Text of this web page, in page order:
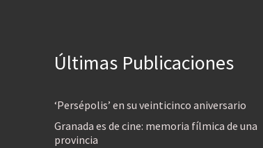
Últimas Publicaciones
‘Persépolis’ en su veinticinco aniversario
Granada es de cine: memoria fílmica de una
provincia